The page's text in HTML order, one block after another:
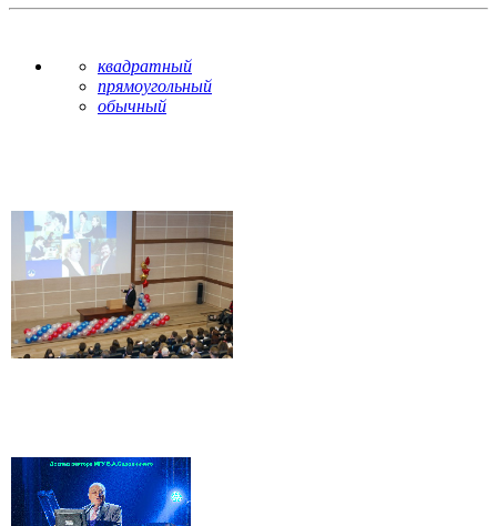
квадратный
прямоугольный
обычный